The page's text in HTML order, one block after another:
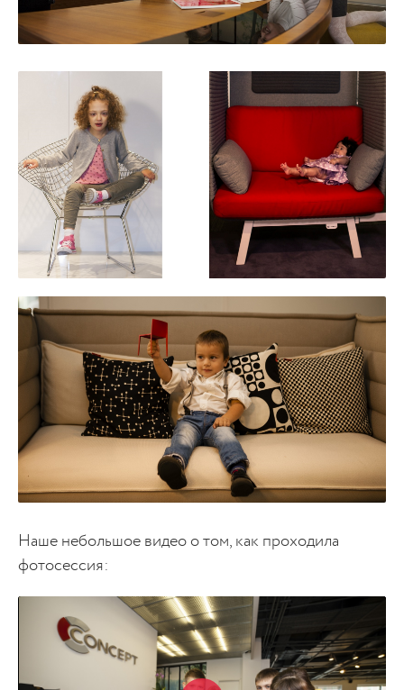
Наше небольшое видео о том, как проходила
фотосессия: